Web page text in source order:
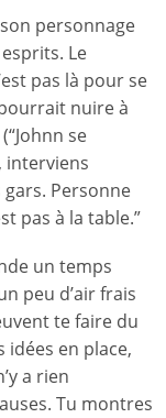
personnage
Le
pas là pour se
nuire à
se
interviens
Personne
pas à la table.”
un temps
peu d’air frais
te faire du
en place,
a rien
Tu montres